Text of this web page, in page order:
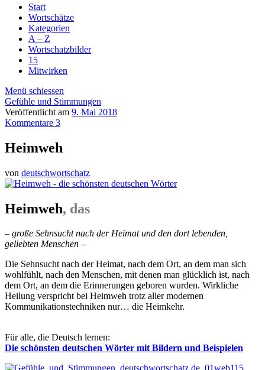
Start
Wortschätze
Kategorien
A – Z
Wortschatzbilder
15
Mitwirken
Menü schiessen
Gefühle und Stimmungen
Veröffentlicht am 9. Mai 2018
Kommentare 3
Heimweh
von deutschwortschatz
Heimweh, das
– große Sehnsucht nach der Heimat und den dort lebenden,
geliebten Menschen –
Die Sehnsucht nach der Heimat, nach dem Ort, an dem man sich
wohlfühlt, nach den Menschen, mit denen man glücklich ist, nach
dem Ort, an dem die Erinnerungen geboren wurden. Wirkliche
Heilung verspricht bei Heimweh trotz aller modernen
Kommunikationstechniken nur… die Heimkehr.
Für alle, die Deutsch lernen:
Die schönsten deutschen Wörter mit Bildern und Beispielen